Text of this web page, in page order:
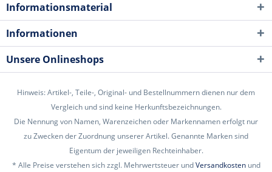
Informationsmaterial
Informationen
Unsere Onlineshops
Hinweis: Artikel-, Teile-, Original- und Bestellnummern dienen nur dem
Vergleich und sind keine Herkunftsbezeichnungen.
Die Nennung von Namen, Warenzeichen oder Markennamen erfolgt nur
zu Zwecken der Zuordnung unserer Artikel. Genannte Marken sind
Eigentum der jeweiligen Rechteinhaber.
* Alle Preise verstehen sich zzgl. Mehrwertsteuer undVersandkostenund